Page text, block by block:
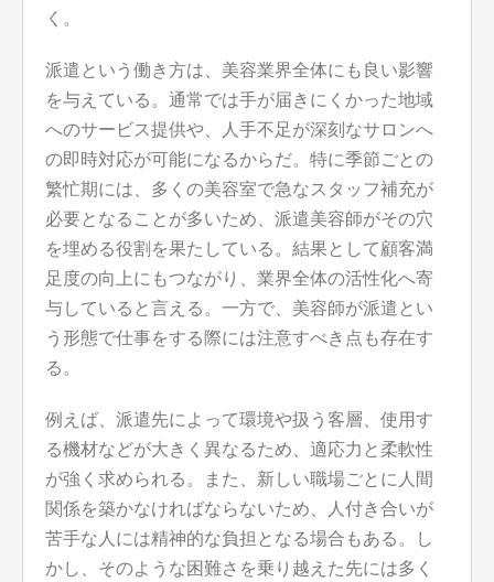
く。
派遣という働き方は、美容業界全体にも良い影響
を与えている。通常では手が届きにくかった地域
へのサービス提供や、人手不足が深刻なサロンへ
の即時対応が可能になるからだ。特に季節ごとの
繁忙期には、多くの美容室で急なスタッフ補充が
必要となることが多いため、派遣美容師がその穴
を埋める役割を果たしている。結果として顧客満
足度の向上にもつながり、業界全体の活性化へ寄
与していると言える。一方で、美容師が派遣とい
う形態で仕事をする際には注意すべき点も存在す
る。
例えば、派遣先によって環境や扱う客層、使用す
る機材などが大きく異なるため、適応力と柔軟性
が強く求められる。また、新しい職場ごとに人間
関係を築かなければならないため、人付き合いが
苦手な人には精神的な負担となる場合もある。し
かし、そのような困難さを乗り越えた先には多く